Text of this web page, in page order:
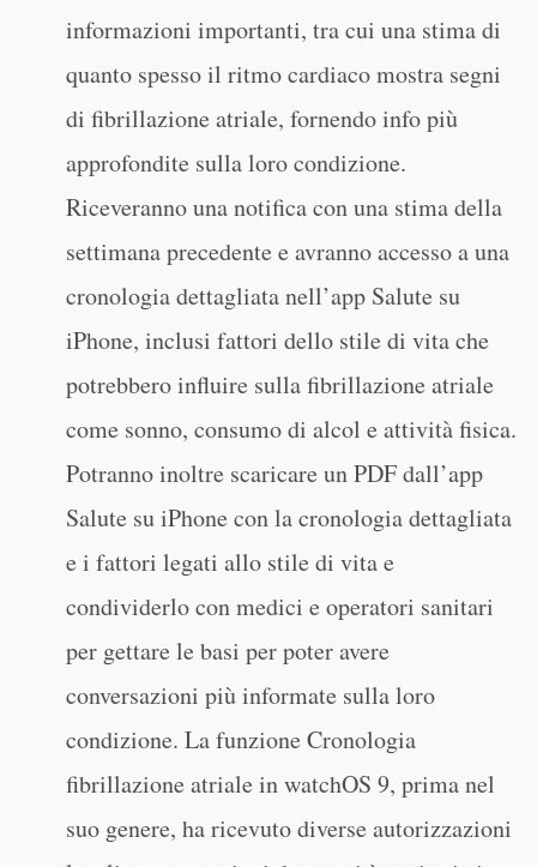
informazioni importanti, tra cui una stima di
quanto spesso il ritmo cardiaco mostra segni
di fibrillazione atriale, fornendo info più
approfondite sulla loro condizione.
Riceveranno una notifica con una stima della
settimana precedente e avranno accesso a una
cronologia dettagliata nell’app Salute su
iPhone, inclusi fattori dello stile di vita che
potrebbero influire sulla fibrillazione atriale
come sonno, consumo di alcol e attività fisica.
Potranno inoltre scaricare un PDF dall’app
Salute su iPhone con la cronologia dettagliata
e i fattori legati allo stile di vita e
condividerlo con medici e operatori sanitari
per gettare le basi per poter avere
conversazioni più informate sulla loro
condizione. La funzione Cronologia
fibrillazione atriale in watchOS 9, prima nel
suo genere, ha ricevuto diverse autorizzazioni